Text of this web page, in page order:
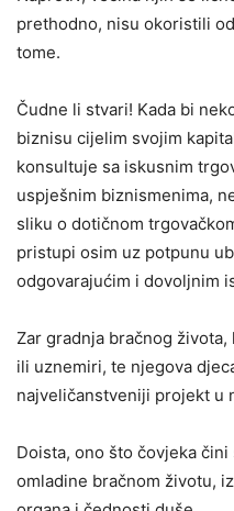
prethodno, nisu okoristili
tome.
Čudne li stvari! Kada bi
biznisu cijelim svojim
konsultuje sa iskusnim
uspješnim biznismenima,
sliku o dotičnom
pristupi osim uz potpunu
odgovarajućim i dovoljnim
Zar gradnja bračnog
ili uznemiri, te njegova
najveličanstveniji projekt u
Doista, ono što čovjeka
omladine bračnom životu,